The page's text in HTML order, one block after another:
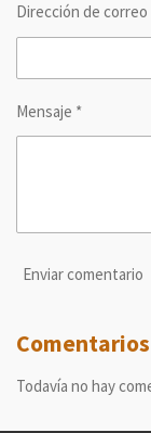
Dirección de
Mensaje *
Enviar comentario
Comentarios
Todavía no hay